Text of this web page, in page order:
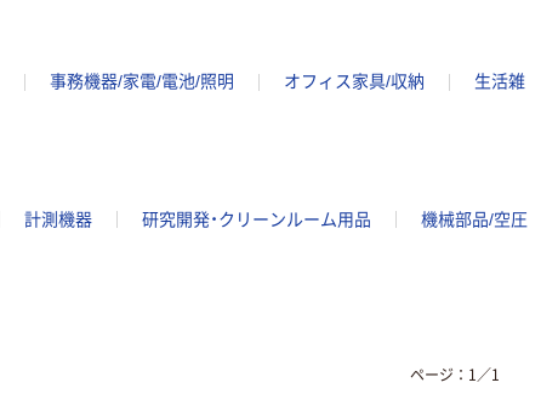
事務機器/家電/電池/照明 オフィス家具/収納
生活雑
計測機器 研究開発・クリーンルーム用品
機械部品/空圧
ページ： 1 ／1